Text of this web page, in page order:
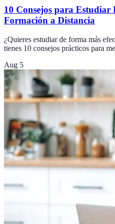
10 Consejos para Estudiar
Formación a Distancia
¿Quieres estudiar de forma más
tienes 10 consejos prácticos para
Aug 5